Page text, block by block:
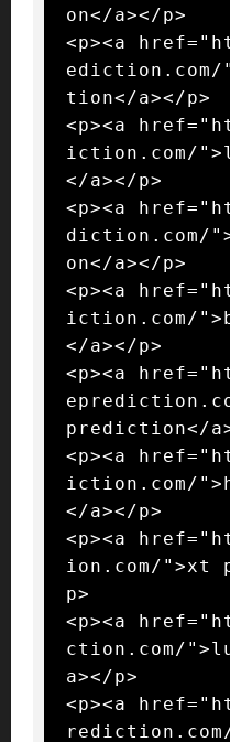
on</a></p>
<p><a
tion</a></p>
<p><a
iction.com/
</a></p>
<p><a
diction.com/
on</a></p>
<p><a
iction.com/
</a></p>
<p><a
prediction</
<p><a
iction.com/
</a></p>
<p><a
ion.com/">xt
p>
<p><a
ction.com/
a></p>
<p><a